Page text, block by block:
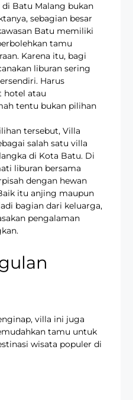
Batu Malang bukan
sebagian besar
Batu memiliki
tamu
Karena itu, bagi
liburan sering
Harus
hotel atau
tentu bukan pilihan
tersebut, Villa
salah satu villa
di Kota Batu. Di
liburan bersama
dengan hewan
itu anjing maupun
bagian dari keluarga,
pengalaman
villa ini juga
tamu untuk
wisata populer di